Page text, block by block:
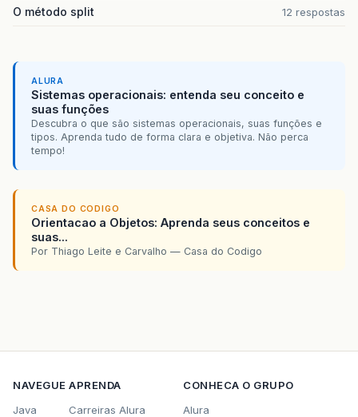
O método split 12 respostas
ALURA
Sistemas operacionais: entenda seu conceito e
suas funções
Descubra o que são sistemas operacionais, suas funções e
tipos. Aprenda tudo de forma clara e objetiva. Não perca
tempo!
CASA DO CODIGO
Orientacao a Objetos: Aprenda seus conceitos e
suas...
Por Thiago Leite e Carvalho — Casa do Codigo
NAVEGUE
Java
APRENDA
Carreiras Alura
CONHECA O GRUPO
Alura